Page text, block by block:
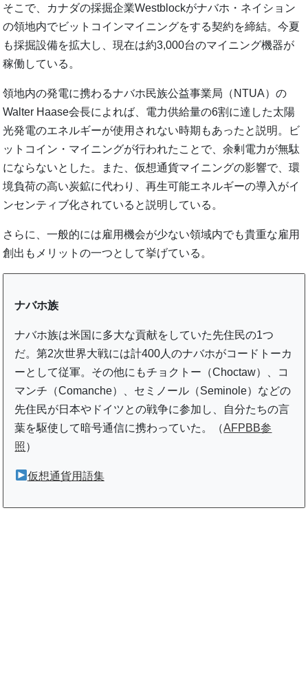
そこで、カナダの採掘企業Westblockがナバホ・ネイション
の領地内でビットコインマイニングをする契約を締結。今夏
も採掘設備を拡大し、現在は約3,000台のマイニング機器が
稼働している。
領地内の発電に携わるナバホ民族公益事業局（NTUA）の
Walter Haase会長によれば、電力供給量の6割に達した太陽
光発電のエネルギーが使用されない時期もあったと説明。ビ
ットコイン・マイニングが行われたことで、余剰電力が無駄
にならないとした。また、仮想通貨マイニングの影響で、環
境負荷の高い炭鉱に代わり、再生可能エネルギーの導入がイ
ンセンティブ化されていると説明している。
さらに、一般的には雇用機会が少ない領域内でも貴重な雇用
創出もメリットの一つとして挙げている。
ナバホ族
ナバホ族は米国に多大な貢献をしていた先住民の1つ
だ。第2次世界大戦には計400人のナバホがコードトーカ
ーとして従軍。その他にもチョクトー（Choctaw）、コ
マンチ（Comanche）、セミノール（Seminole）などの
先住民が日本やドイツとの戦争に参加し、自分たちの言
葉を駆使して暗号通信に携わっていた。（AFPBB参
照 ）
仮想通貨用語集